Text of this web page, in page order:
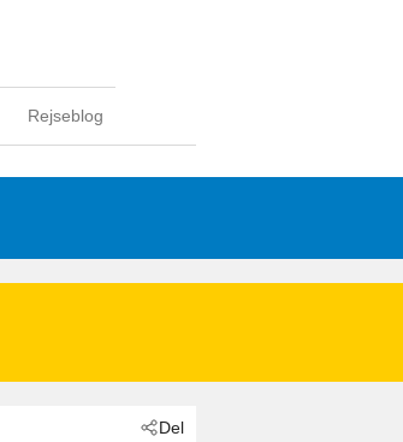
Rejseblog
Del